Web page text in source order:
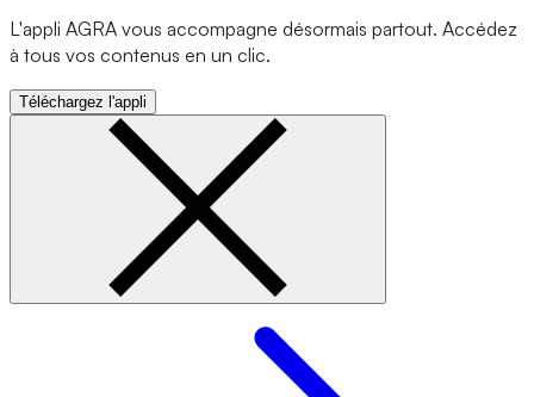
L'appli AGRA vous accompagne désormais partout. Accédez
à tous vos contenus en un clic.
Téléchargez l'appli